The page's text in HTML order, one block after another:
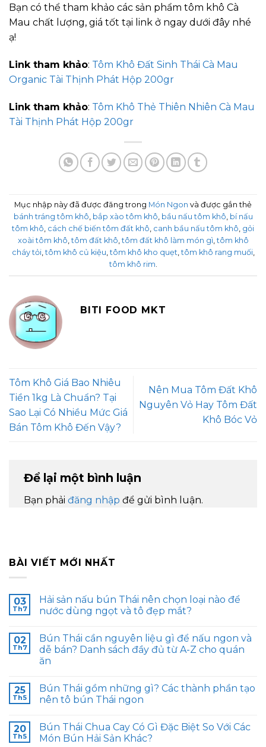
Bạn có thể tham khảo các sản phẩm tôm khô Cà
Mau chất lượng, giá tốt tại link ở ngay dưới đây nhé
ạ!
Link tham khảo: Tôm Khô Đất Sinh Thái Cà Mau
Organic Tài Thịnh Phát Hộp 200gr
Link tham khảo: Tôm Khô Thẻ Thiên Nhiên Cà Mau
Tài Thịnh Phát Hộp 200gr
Mục nhập này đã được đăng trong Món Ngon và được gắn thẻ
bánh tráng tôm khô bắp xào tôm khô bầu nấu tôm khô bí nấu
tôm khô cách chế biến tôm đất khô canh bầu nấu tôm khô gỏi
xoài tôm khô ,tôm đất khô ,tôm đất khô làm món gì ,tôm khô
cháy tỏi,tôm khô củ kiệu ,tôm khô kho quẹt ,tôm khô rang muối,
tôm khô rim
BITI FOOD MKT
Tôm Khô Giá Bao Nhiêu
Tiền 1kg Là Chuẩn? Tại
Sao Lại Có Nhiều Mức Giá
Bán Tôm Khô Đến Vậy?
Nên Mua Tôm Đất Khô
Nguyên Vỏ Hay Tôm Đất
Khô Bóc Vỏ
Để lại một bình luận
Bạn phải đăng nhập để gửi bình luận.
BÀI VIẾT MỚI NHẤT
03
Th7
Hải sản nấu bún Thái nên chọn loại nào để
nước dùng ngọt và tô đẹp mắt?
02
Th7
Bún Thái cần nguyên liệu gì để nấu ngon và
dễ bán? Danh sách đầy đủ từ A-Z cho quán
ăn
25
Th5
Bún Thái gồm những gì? Các thành phần tạo
nên tô bún Thái ngon
20
Th5
Bún Thái Chua Cay Có Gì Đặc Biệt So Với Các
Món Bún Hải Sản Khác?